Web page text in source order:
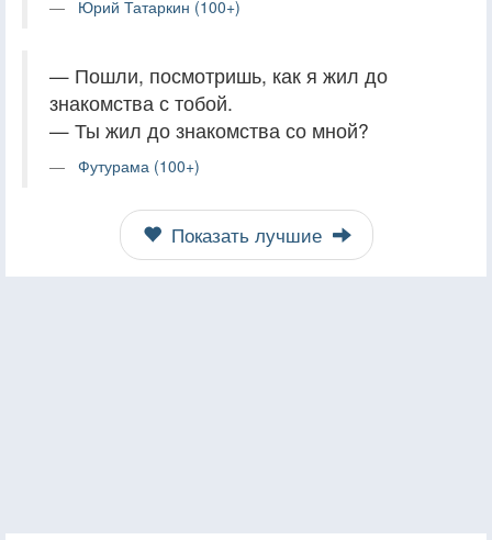
Юрий Татаркин (100+)
— Пошли, посмотришь, как я жил до
знакомства с тобой.
— Ты жил до знакомства со мной?
Футурама (100+)
Показать лучшие